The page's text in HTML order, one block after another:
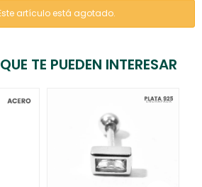
artículo está agotado.
TE PUEDEN INTERESAR